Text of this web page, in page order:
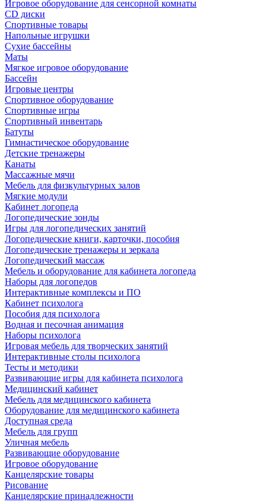
Игровое оборудование для сенсорной комнаты
CD диски
Спортивные товары
Напольные игрушки
Сухие бассейны
Маты
Мягкое игровое оборудование
Бассейн
Игровые центры
Спортивное оборудование
Спортивные игры
Спортивный инвентарь
Батуты
Гимнастическое оборудование
Детские тренажеры
Канаты
Массажные мячи
Мебель для физкультурных залов
Мягкие модули
Кабинет логопеда
Логопедические зонды
Игры для логопедических занятий
Логопедические книги, карточки, пособия
Логопедические тренажеры и зеркала
Логопедический массаж
Мебель и оборудование для кабинета логопеда
Наборы для логопедов
Интерактивные комплексы и ПО
Кабинет психолога
Пособия для психолога
Водная и песочная анимация
Наборы психолога
Игровая мебель для творческих занятий
Интерактивные столы психолога
Тесты и методики
Развивающие игры для кабинета психолога
Медицинский кабинет
Мебель для медицинского кабинета
Оборудование для медицинского кабинета
Доступная среда
Мебель для групп
Уличная мебель
Развивающие оборудование
Игровое оборудование
Канцелярские товары
Рисование
Канцелярские принадлежности